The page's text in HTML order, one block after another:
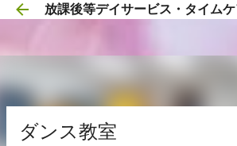
スキップしてメイン コンテ
放課後等デイサービス・タイムケ
ダンス教室